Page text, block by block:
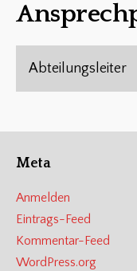
Abteilungsleiter
Meta
Anmelden
Eintrags-Feed
Kommentar-Feed
WordPress.org